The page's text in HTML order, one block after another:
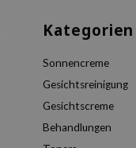
Kategorien
Sonnencreme
Gesichtsreinigung
Gesichtscreme
Behandlungen